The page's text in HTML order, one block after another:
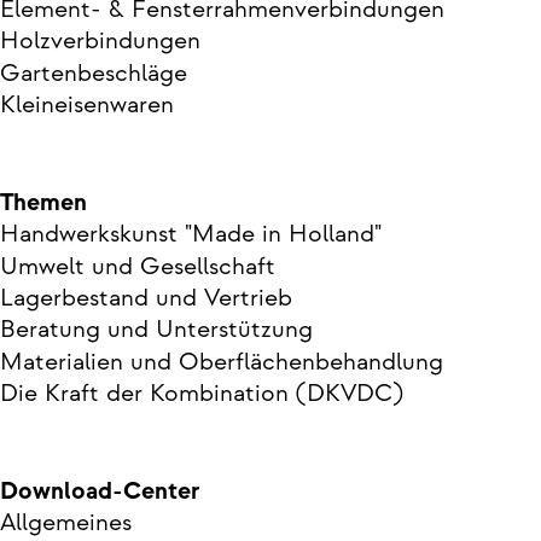
Element- & Fensterrahmenverbindungen
Holzverbindungen
Gartenbeschläge
Kleineisenwaren
Themen
Handwerkskunst "Made in Holland"
Umwelt und Gesellschaft
Lagerbestand und Vertrieb
Beratung und Unterstützung
Materialien und Oberflächenbehandlung
Die Kraft der Kombination (DKVDC)
Download-Center
Allgemeines